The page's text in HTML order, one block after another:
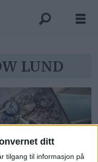
ditt
tilgang til informasjon på
LUND